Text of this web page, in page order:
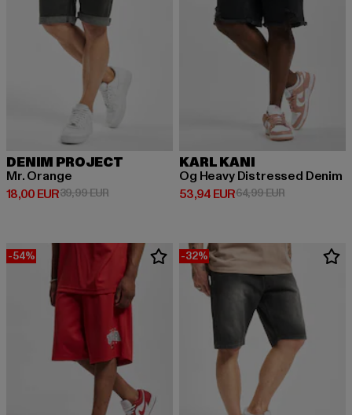
DENIM PROJECT
Mr. Orange
18,00 EUR
Prix courant: 18,00 EUR
39,99 EURPrix en promotion: 39,99 EUR
KARL KANI
Og Heavy Distressed Denim
53,94 EUR
Prix courant: 53,94 EUR
64,99 EURPrix en
-54% -32%